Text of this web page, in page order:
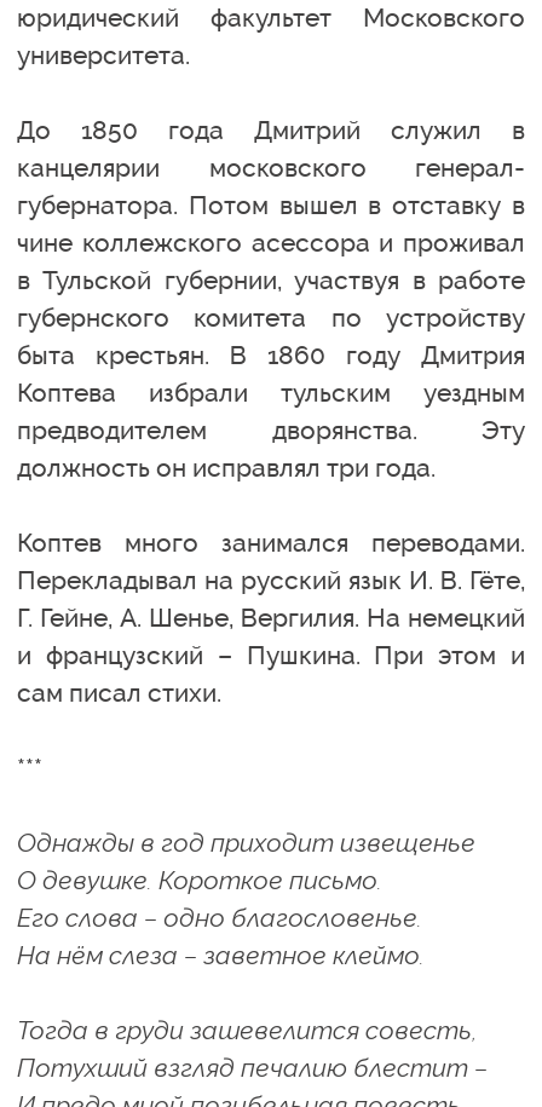
юридический факультет Московского
университета.
До 1850 года Дмитрий служил в
канцелярии московского генерал-
губернатора. Потом вышел в отставку в
чине коллежского асессора и проживал
в Тульской губернии, участвуя в работе
губернского комитета по устройству
быта крестьян. В 1860 году Дмитрия
Коптева избрали тульским уездным
предводителем дворянства. Эту
должность он исправлял три года.
Коптев много занимался переводами.
Перекладывал на русский язык И. В. Гёте,
Г. Гейне, А. Шенье, Вергилия. На немецкий
и французский – Пушкина. При этом и
сам писал стихи.
***
Однажды в год приходит извещенье
О девушке. Короткое письмо.
Его слова – одно благословенье.
На нём слеза – заветное клеймо.
Тогда в груди зашевелится совесть,
Потухший взгляд печалию блестит –